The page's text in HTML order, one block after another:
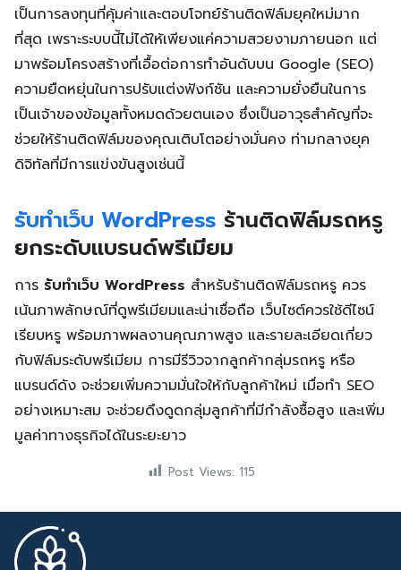
เป็นการลงทุนที่คุ้มค่าและตอบโจทย์ร้านติดฟิล์มยุคใหม่มาก
ที่สุด เพราะระบบนี้ไม่ได้ให้เพียงแค่ความสวยงามภายนอก แต่
มาพร้อมโครงสร้างที่เอื้อต่อการทำอันดับบน Google (SEO)
ความยืดหยุ่นในการปรับแต่งฟังก์ชัน และความยั่งยืนในการ
เป็นเจ้าของข้อมูลทั้งหมดด้วยตนเอง ซึ่งเป็นอาวุธสำคัญที่จะ
ช่วยให้ร้านติดฟิล์มของคุณเติบโตอย่างมั่นคง ท่ามกลางยุค
ดิจิทัลที่มีการแข่งขันสูงเช่นนี้
รับทำเว็บ WordPress ร้านติดฟิล์มรถหรู
ยกระดับแบรนด์พรีเมียม
การ รับทำเว็บ WordPress สำหรับร้านติดฟิล์มรถหรู ควร
เน้นภาพลักษณ์ที่ดูพรีเมียมและน่าเชื่อถือ เว็บไซต์ควรใช้ดีไซน์
เรียบหรู พร้อมภาพผลงานคุณภาพสูง และรายละเอียดเกี่ยว
กับฟิล์มระดับพรีเมียม การมีรีวิวจากลูกค้ากลุ่มรถหรู หรือ
แบรนด์ดัง จะช่วยเพิ่มความมั่นใจให้กับลูกค้าใหม่ เมื่อทำ SEO
อย่างเหมาะสม จะช่วยดึงดูดกลุ่มลูกค้าที่มีกำลังซื้อสูง และเพิ่ม
มูลค่าทางธุรกิจได้ในระยะยาว
Post Views: 115